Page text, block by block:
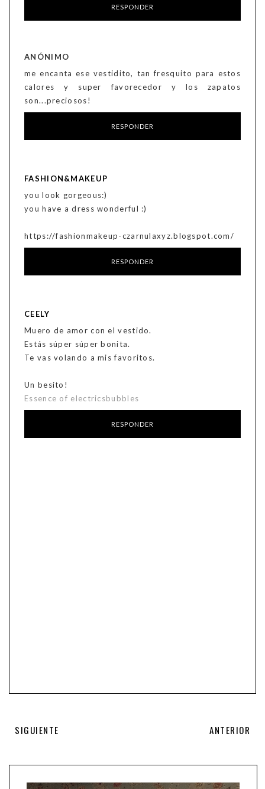
RESPONDER
ANÓNIMO
me encanta ese vestidito, tan fresquito para estos
calores y super favorecedor y los zapatos
son...preciosos!
RESPONDER
FASHION&MAKEUP
you look gorgeous:)
you have a dress wonderful :)
https://fashionmakeup-czarnulaxyz.blogspot.com/
RESPONDER
CEELY
Muero de amor con el vestido.
Estás súper súper bonita.
Te vas volando a mis favoritos.
Un besito!
Essence of electricsbubbles
RESPONDER
SIGUIENTE ANTERIOR